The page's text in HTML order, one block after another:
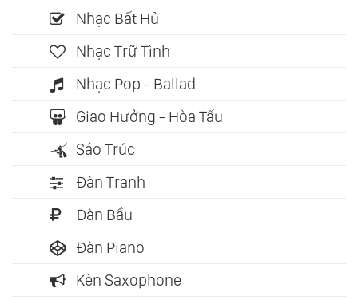
Nhạc Bất Hủ
Nhạc Trữ Tình
Nhạc Pop - Ballad
Giao Hưởng - Hòa Tấu
Sáo Trúc
Đàn Tranh
Đàn Bầu
Đàn Piano
Kèn Saxophone